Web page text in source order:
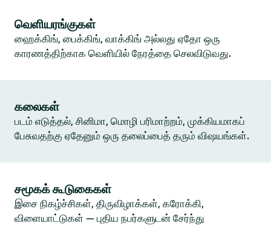
வெளியரங்குகள்
ஹைக்கிங், பைக்கிங், வாக்கிங் அல்லது ஏதோ ஒரு
காரணத்திற்காக வெளியில் நேரத்தை செலவிடுவது.
கலைகள்
படம் எடுத்தல், சினிமா, மொழி பரிமாற்றம், முக்கியமாகப்
பேசுவதற்கு ஏதேனும் ஒரு தலைப்பைத் தரும் விஷயங்கள்.
சமூகக் கூடுகைகள்
இசை நிகழ்ச்சிகள், திருவிழாக்கள், கரோக்கி,
விளையாட்டுகள் — புதிய நபர்களுடன் சேர்ந்து